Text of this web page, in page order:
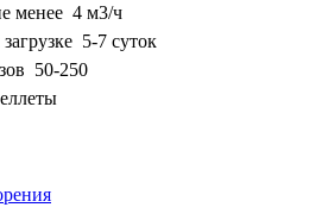
менее 4 м3/ч
5-7 суток
50-250